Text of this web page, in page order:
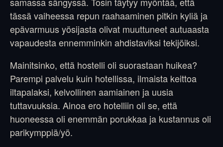
tässä vaiheessa repun raahaaminen pitkin kyliä ja
epävarmuus yösijasta olivat muuttuneet autuaasta
vapaudesta ennemminkin ahdistaviksi tekijöiksi.
Mainitsinko, että hostelli oli suorastaan huikea?
Parempi palvelu kuin hotellissa, ilmaista keittoa
iltapalaksi, kelvollinen aamiainen ja uusia
tuttavuuksia. Ainoa ero hotelliin oli se, että
huoneessa oli enemmän porukkaa ja kustannus oli
parikymppiä/yö.